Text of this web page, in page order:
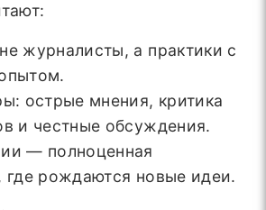
журналисты, а практики с
острые мнения, критика
и честные обсуждения.
— полноценная
где рождаются новые идеи.